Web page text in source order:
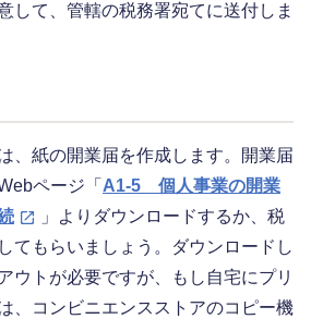
して、管轄の税務署宛てに送付しま
、紙の開業届を作成します。開業届
ページ「 A1-5 個人事業の開業
」よりダウンロードするか、税
てもらいましょう。ダウンロードし
ウトが必要ですが、もし自宅にプリ
、コンビニエンスストアのコピー機